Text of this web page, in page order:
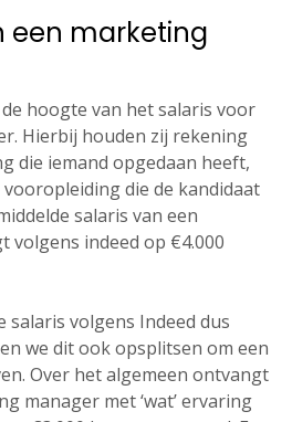
een marketing
hoogte van het salaris voor
Hierbij houden zij rekening
die iemand opgedaan heeft,
die de kandidaat
salaris van een
volgens indeed op €4.000
salaris volgens Indeed dus
we dit ook opsplitsen om een
Over het algemeen ontvangt
manager met ‘wat’ ervaring